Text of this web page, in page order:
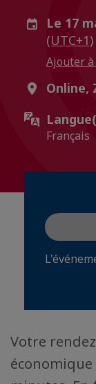
Le 17
(UTC+1)
Ajouter à
Online,
Français
Votre